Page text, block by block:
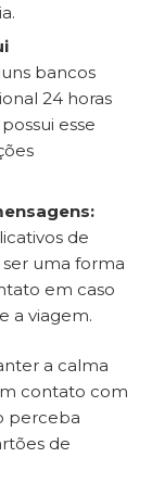
bancos
24 horas
esse
de
uma forma
em caso
a viagem.
a calma
contato com
perceba
de